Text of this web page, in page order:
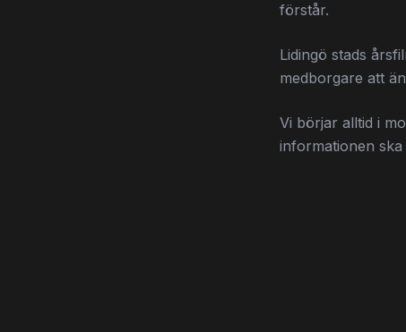
förstår.
Lidingö stads
medborgare att
Vi börjar alltid i
informationen